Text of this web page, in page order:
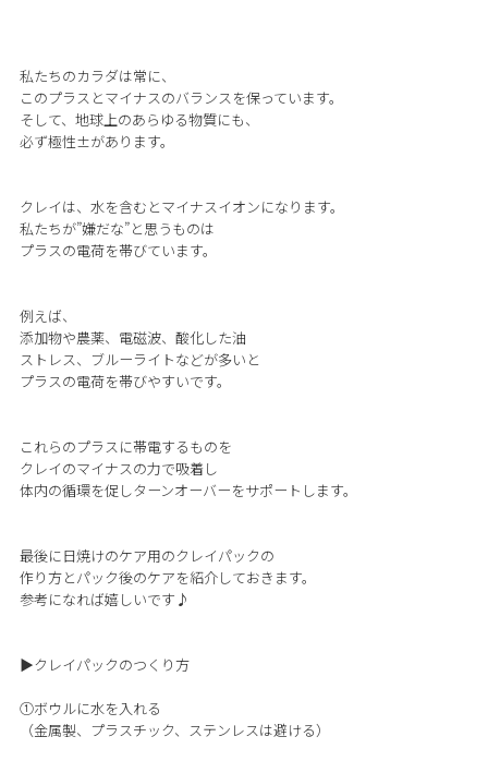
私たちのカラダは常に、
このプラスとマイナスのバランスを保っています。
そして、地球上のあらゆる物質にも、
必ず極性±があります。
クレイは、水を含むとマイナスイオンになります。
私たちが”嫌だな”と思うものは
プラスの電荷を帯びています。
例えば、
添加物や農薬、電磁波、酸化した油
ストレス、ブルーライトなどが多いと
プラスの電荷を帯びやすいです。
これらのプラスに帯電するものを
クレイのマイナスの力で吸着し
体内の循環を促しターンオーバーをサポートします。
最後に日焼けのケア用のクレイパックの
作り方とパック後のケアを紹介しておきます。
参考になれば嬉しいです♪
▶︎クレイパックのつくり方
①ボウルに水を入れる
（金属製、プラスチック、ステンレスは避ける）